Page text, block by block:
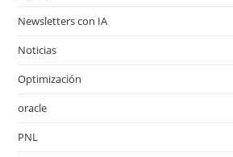
Newsletters con IA
Noticias
Optimización
oracle
PNL